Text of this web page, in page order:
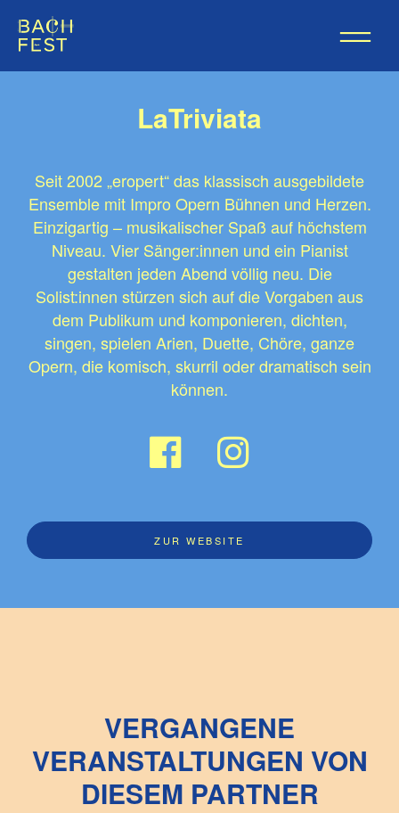
LaTriviata
Seit 2002 „eropert“ das klassisch ausgebildete
Ensemble mit Impro Opern Bühnen und Herzen.
Einzigartig – musikalischer Spaß auf höchstem
Niveau. Vier Sänger:innen und ein Pianist
gestalten jeden Abend völlig neu. Die
Solist:innen stürzen sich auf die Vorgaben aus
dem Publikum und komponieren, dichten,
singen, spielen Arien, Duette, Chöre, ganze
Opern, die komisch, skurril oder dramatisch sein
können.
ZUR WEBSITE
VERGANGENE
VERANSTALTUNGEN VON
DIESEM PARTNER